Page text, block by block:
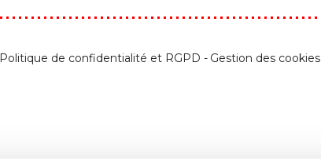
Politique de confidentialité et RGPD Gestion des cookies